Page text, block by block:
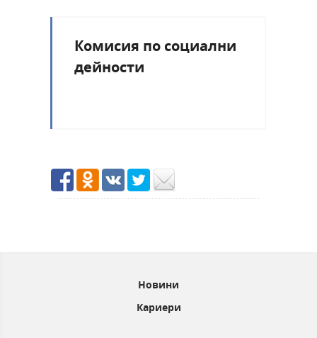
Комисия по социални
дейности
Новини
Кариери